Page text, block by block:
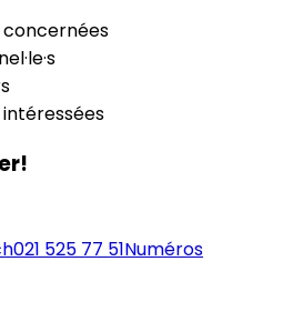
concernées
021 525 77 51Numéros